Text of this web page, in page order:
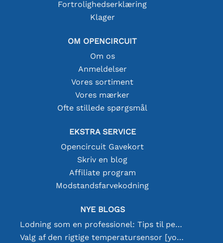
Fortrolighedserklæring
Klager
OM OPENCIRCUIT
Om os
Anmeldelser
Vores sortiment
Vores mærker
Ofte stillede spørgsmål
EKSTRA SERVICE
Opencircuit Gavekort
Skriv en blog
Affiliate program
Modstandsfarvekodning
NYE BLOGS
Lodning som en professionel: Tips til perfekte elektroniske forbindelser
Valg af den rigtige temperatursensor [youtube]